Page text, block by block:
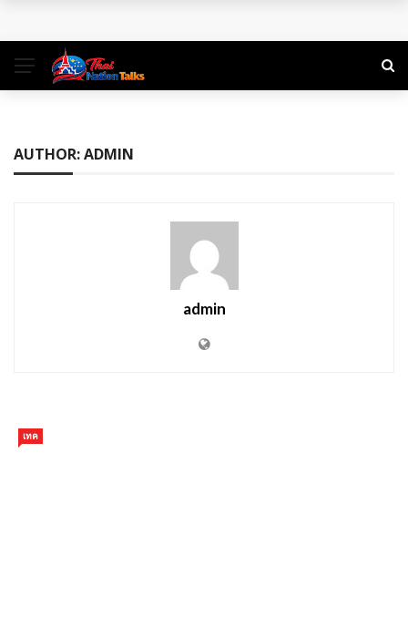
คู่มือท่องเที่ยว สำหรับแบ็คแพ็คเกอร์ลุยเดี่ยว
AUTHOR: ADMIN
admin
เทค